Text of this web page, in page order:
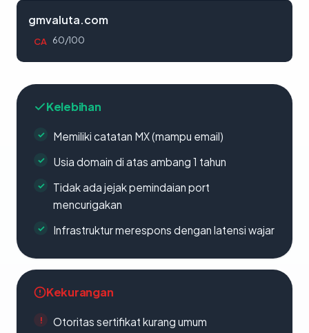
gmvaluta.com
CA 60/100
Kelebihan
Memiliki catatan MX (mampu email)
Usia domain di atas ambang 1 tahun
Tidak ada jejak pemindaian port
mencurigakan
Infrastruktur merespons dengan latensi wajar
Kekurangan
Otoritas sertifikat kurang umum